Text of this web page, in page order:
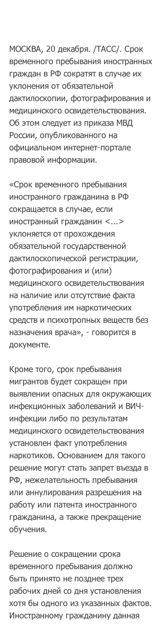
МОСКВА, 20 декабря. /ТАСС/. Срок
временного пребывания иностранных
граждан в РФ сократят в случае их
уклонения от обязательной
дактилоскопии, фотографирования и
медицинского освидетельствования.
Об этом следует из приказа МВД
России, опубликованного на
официальном интернет-портале
правовой информации.
«Срок временного пребывания
иностранного гражданина в РФ
сокращается в случае, если
иностранный гражданин <...>
уклоняется от прохождения
обязательной государственной
дактилоскопической регистрации,
фотографирования и (или)
медицинского освидетельствования
на наличие или отсутствие факта
употребления им наркотических
средств и психотропных веществ без
назначения врача», - говорится в
документе.
Кроме того, срок пребывания
мигрантов будет сокращен при
выявлении опасных для окружающих
инфекционных заболеваний и ВИЧ-
инфекции либо по результатам
медицинского освидетельствования
установлен факт употребления
наркотиков. Основанием для такого
решение могут стать запрет въезда в
РФ, нежелательность пребывания
или аннулирования разрешения на
работу или патента иностранного
гражданина, а также прекращение
обучения.
Решение о сокращении срока
временного пребывания должно
быть принято не позднее трех
рабочих дней со дня установления
хотя бы одного из указанных фактов.
Иностранному гражданину данная